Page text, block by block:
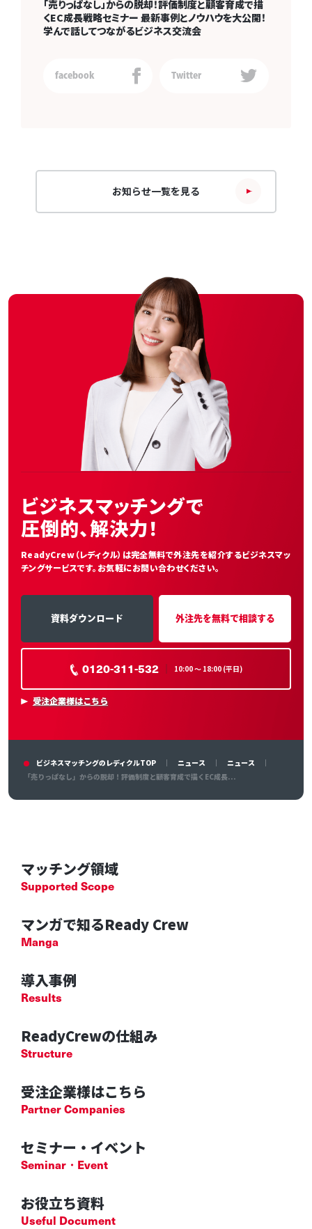
「売りっぱなし」からの脱却！評価制度と顧客育成で描
くEC成長戦略セミナー 最新事例とノウハウを大公開！
学んで話してつながるビジネス交流会
facebook Twitter
お知らせ一覧を見る
ビジネスマッチングで
圧倒的、解決力！
ReadyCrew（レディクル）は完全無料で外注先を紹介するビジネスマッ
チングサービスです。お気軽にお問い合わせください。
資料ダウンロード 外注先を無料で相談する
0120-311-532 10:00 〜 18:00 (平日)
受注企業様はこちら
ビジネスマッチングのレディクルTOP ニュース
ニュース
「売りっぱなし」からの脱却！評価制度と顧客育成で描くEC成長...
マッチング領域
Supported Scope
マンガで知るReady Crew
Manga
導入事例
Results
ReadyCrewの仕組み
Structure
受注企業様はこちら
Partner Companies
セミナー・イベント
Seminar・Event
お役立ち資料
Useful Document